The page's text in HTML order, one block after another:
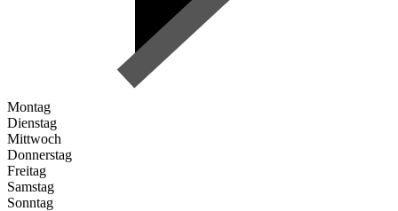
Montag
Dienstag
Mittwoch
Donnerstag
Freitag
Samstag
Sonntag